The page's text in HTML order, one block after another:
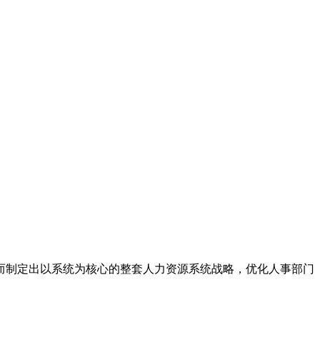
定出以系统为核心的整套人力资源系统战略，优化人事部门